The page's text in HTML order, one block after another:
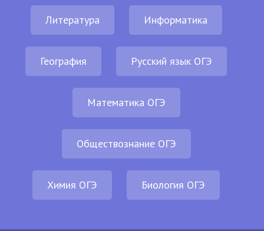
Литература Информатика
География Русский язык ОГЭ
Математика ОГЭ
Обществознание ОГЭ
Химия ОГЭ Биология ОГЭ